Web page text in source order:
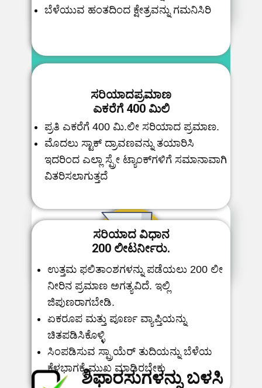
ಬೆಳೆಯುವ ಹಂತದಿಂದ ಕ್ಷೇತ್ರವನ್ನು ಗಮನಿಸಿರಿ
ಸರಿಯಾದಪ್ರಮಾಣ
ಎಕರೆಗೆ400 ಮಿಲಿ
ಪ್ರತಿ ಎಕರೆಗೆ 400 ಮಿ.ಲೀ ಸರಿಯಾದ ಪ್ರಮಾಣ.
ಮೊದಲು ಸ್ಟಾಕ್ ದ್ರಾವಣವನ್ನು ತಯಾರಿಸಿ
ಇದರಿಂದ ಎಲ್ಲಾ ಸ್ಪ್ರೇ ಟ್ಯಾಂಕ್‌ಗಳಿಗೆ ಸಮಾನಾವಾಗಿ
ವಿತರಿಸಲಾಗುತ್ತದೆ
ಸರಿಯಾದ ವಿಧಾನ
200 ಲೀಟರ್ನೀ​ರು.
ಉತ್ತಮ ಫಲಿತಾಂಶಗಳನ್ನು ಪಡೆಯಲು 200 ಲೀ
ನೀರಿನ ಪ್ರಮಾಣ ಅಗತ್ಯವಿದೆ. ಇಲ್ಲಿ
ಜಿಪುಣರಾಗಬೇಡಿ.
ಏಕರೂಪ ಮತ್ತು ಪೂರ್ಣ ವ್ಯಾಪ್ತಿಯನ್ನು
ಚಿತಪಡಿಸಿಕೊಳ್ಳಿ
ಸಿಂಪಡಿಸುವ ಸ್ಪ್ರಾಯೆರ್ ತುದಿಯನ್ನು ಬೆಳೆಯ
ಕೆಳಭಾಗಕ್ಕೆ ಮುಖ ಮಾಡಿರಬೇಕು
ಶಿಫಾರಸುಗಳನ್ನು ಬಳಸಿ